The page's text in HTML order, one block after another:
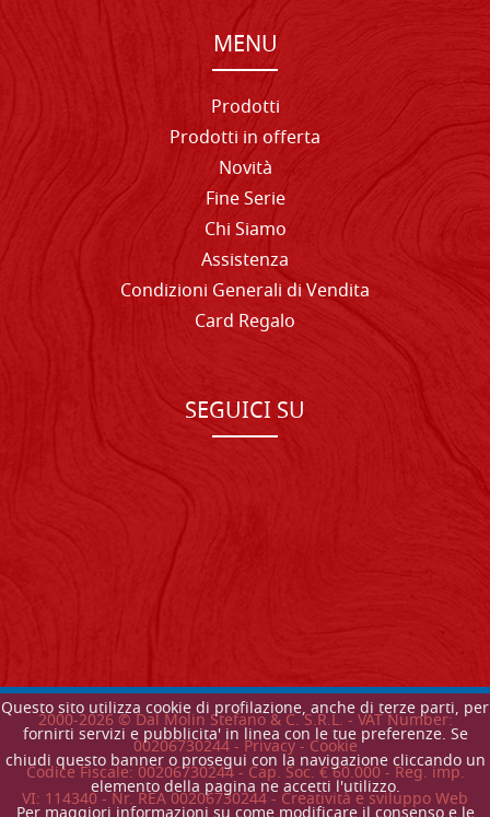
Questo sito utilizza cookie di profilazione, anche di terze parti, per
fornirti servizi e pubblicita' in linea con le tue preferenze. Se
chiudi questo banner o prosegui con la navigazione cliccando un
elemento della pagina ne accetti l'utilizzo.
MENU
Prodotti
Prodotti in offerta
Novità
Fine Serie
Chi Siamo
Assistenza
Condizioni Generali di Vendita
Card Regalo
SEGUICI SU
2000-2026© Dal Molin Stefano & C. S.R.L. - VAT Number:
00206730244 - Privacy-Cookie
Codice Fiscale: 00206730244 - Cap. Soc. € 60.000 - Reg. imp.
VI: 114340 - Nr. REA 00206730244 - Creatività e sviluppo Web